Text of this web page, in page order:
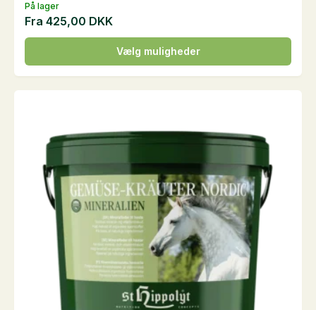
På lager
Fra 425,00 DKK
Vælg muligheder
Dette
vare
har
Mulighederne
vælges
varesiden